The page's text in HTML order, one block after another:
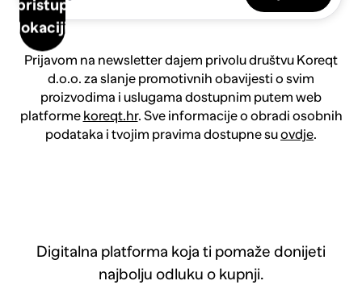
pristup
lokaciji
Prijavom na newsletter dajem privolu društvu Koreqt
d.o.o. za slanje promotivnih obavijesti o svim
proizvodima i uslugama dostupnim putem web
platforme koreqt.hr. Sve informacije o obradi osobnih
podataka i tvojim pravima dostupne suovdje.
Digitalna platforma koja ti pomaže donijeti
najbolju odluku o kupnji.